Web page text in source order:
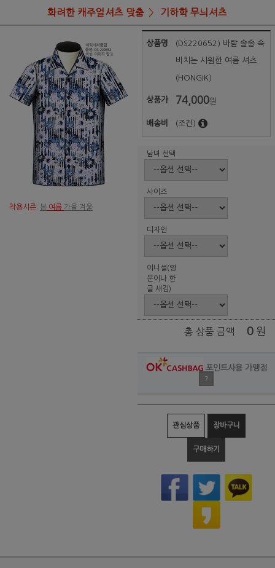
화려한 캐주얼셔츠 맞춤 기하학 무늬셔츠
착용시즌: 봄 여름 가을 겨울
상품명 (DS220652) 바람 솔솔 속
비치는 시원한 여름 셔츠
(HONGIK)
상품가 74,000원
배송비 (조건)
남녀 선택
사이즈
디자인
이니셜(영
문이나 한
글 새김)
총 상품 금액 0 원
포인트사용 가맹점
?
관심상품 장바구니
구매하기